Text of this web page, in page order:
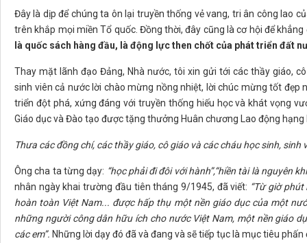
Đây là dịp để chúng ta ôn lại truyền thống vẻ vang, tri ân công lao
trên khắp mọi miền Tổ quốc. Đồng thời, đây cũng là cơ hội để
là quốc sách hàng đầu, là động lực then chốt của phát triển đất
Thay mặt lãnh đạo Đảng, Nhà nước, tôi xin gửi tới các thầy giáo,
sinh viên cả nước lời chào mừng nồng nhiệt, lời chúc mừng tốt đẹp
triển đột phá, xứng đáng với truyền thống hiếu học và khát vọng
Giáo dục và Đào tạo được tặng thưởng Huân chương Lao động hạng
Thưa các đồng chí, các thầy giáo, cô giáo và các cháu học sinh, sinh
Ông cha ta từng dạy: “học phải đi đôi với hành”,“hiền tài là nguyên
nhân ngày khai trường đầu tiên tháng 9/1945, đã viết: “Từ giờ
hoàn toàn Việt Nam... được hấp thụ một nền giáo dục của một
những người công dân hữu ích cho nước Việt Nam, một nền giáo
các em”. Những lời dạy đó đã và đang và sẽ tiếp tục là mục tiêu